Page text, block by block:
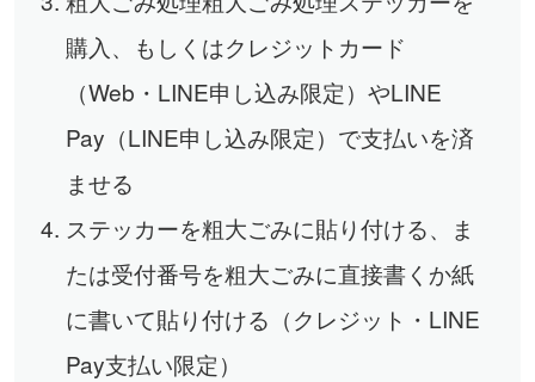
購入、もしくはクレジットカード
（Web・LINE申し込み限定）やLINE
Pay（LINE申し込み限定）で支払いを済
ませる
ステッカーを粗大ごみに貼り付ける、ま
たは受付番号を粗大ごみに直接書くか紙
に書いて貼り付ける（クレジット・LINE
Pay支払い限定）